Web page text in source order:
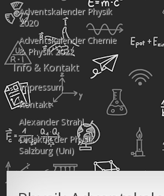
Adventskalender Physik
2020
Adventskalender Chemie
& Physik 2022
Info & Kontakt
Impressum
Kontakt
Alexander Strahl
Didaktik der Physik
Salzburg (Uni)